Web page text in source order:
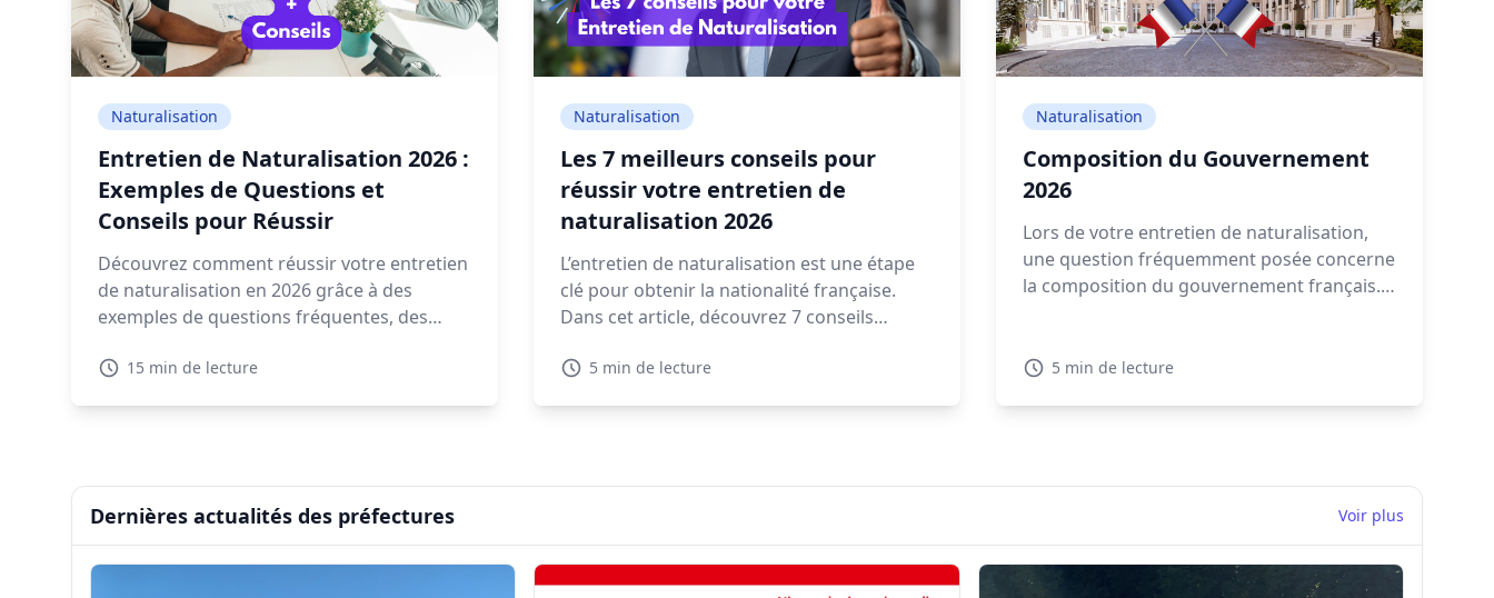
Naturalisation
Entretien de Naturalisation 2026 :
Exemples de Questions et
Conseils pour Réussir
Découvrez comment réussir votre entretien
de naturalisation en 2026 grâce à des
exemples de questions fréquentes, des
interactives.
15 min de lecture
Naturalisation
Les 7 meilleurs conseils pour
réussir votre entretien de
naturalisation 2026
L’entretien de naturalisation est une étape
clé pour obtenir la nationalité française.
Dans cet article, découvrez 7 conseils
en préfecture et répondre sereinement aux
5 min de lecture
Naturalisation
Composition du Gouvernement
2026
Lors de votre entretien de naturalisation,
une question fréquemment posée concerne
la composition du gouvernement français.
essentiel pour montrer votre intérêt pour la
5 min de lecture
Dernières actualités des préfectures Voir plus